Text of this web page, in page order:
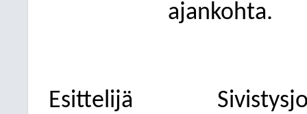
ajankohta.
Esittelijä